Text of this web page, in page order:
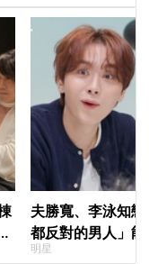
夫勝寬、李泳知
都反對的男人」
讓網全急了：千
明星